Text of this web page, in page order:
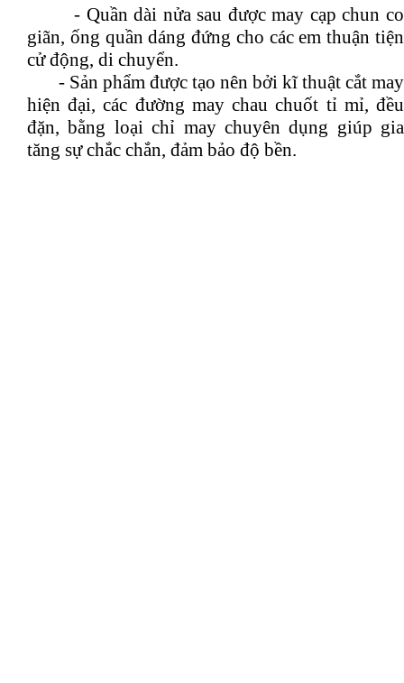
- Quần dài nửa sau được may cạp chun co
giãn, ống quần dáng đứng cho các em thuận tiện
cử động, di chuyển.
- Sản phẩm được tạo nên bởi kĩ thuật cắt may
hiện đại, các đường may chau chuốt tỉ mỉ, đều
đặn, bằng loại chỉ may chuyên dụng giúp gia
tăng sự chắc chắn, đảm bảo độ bền.